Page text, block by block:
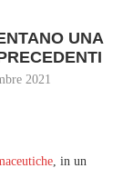
UNA
2021
, in un